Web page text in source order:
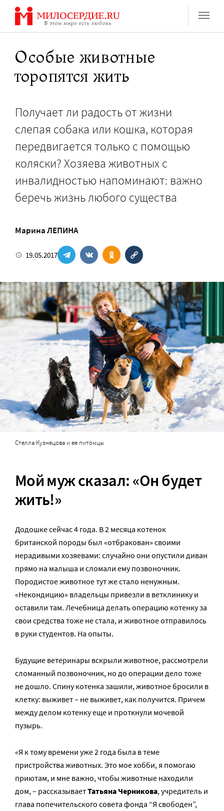
Перейти
содержанию
Особые животные
торопятся жить
Получает ли радость от жизни
слепая собака или кошка, которая
передвигается только с помощью
коляски? Хозяева животных с
инвалидностью напоминают: важно
беречь жизнь любого существа
Марина ЛЕПИНА
19.05.2017
Стелла Кузнецова и ее питомцы
Мой муж сказал: «Он будет
жить!»
Додошке сейчас 4 года. В 2 месяца котенок
британской породы был «отбракован» своими
нерадивыми хозяевами: случайно они опустили диван
прямо на малыша и сломали ему позвоночник.
Породистое животное тут же стало ненужным.
«Некондицию» владельцы привезли в ветклинику и
оставили там. Лечебница делать операцию котенку за
свои средства тоже не стала, и животное отправилось
в руки студентов. На опыты.
Будущие ветеринары вскрыли животное, рассмотрели
сломанный позвоночник, но до операции дело тоже
не дошло. Спину котенка зашили, животное бросили в
клетку: выживет – не выживет, как получится. Причем
между делом котенку еще и проткнули мочевой
пузырь.
«Я к тому времени уже 2 года была в теме
пристройства животных. Это мое хобби, я помогаю
приютам, и мне важно, чтобы животные находили
дом, – рассказываетТатьяна Черникова, учредитель и
глава попечительского совета фонда “Я свободен”,